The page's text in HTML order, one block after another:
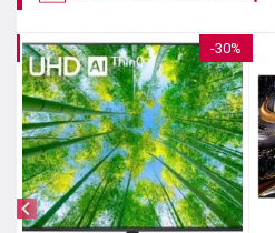
AI 4K Clarity –
-30%